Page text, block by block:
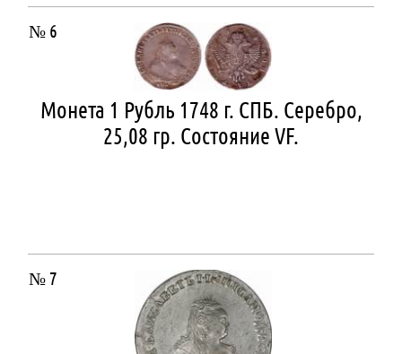
№ 6
Монета 1 Рубль 1748 г. СПБ. Серебро,
25,08 гр. Состояние VF.
№ 7